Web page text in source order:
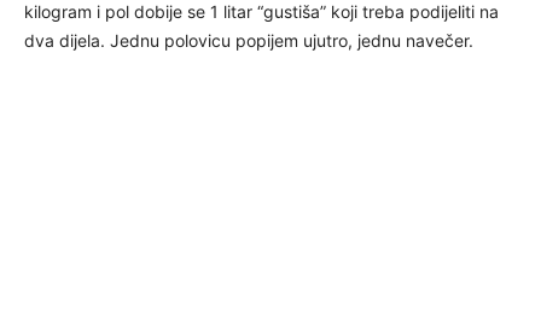
kilogram i pol dobije se 1 litar “gustiša” koji treba podijeliti na
dva dijela. Jednu polovicu popijem ujutro, jednu navečer.